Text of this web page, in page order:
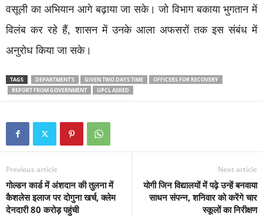
वसूली का अभियान आगे बढ़ाया जा सके। जो विभाग बकाया भुगतान में
विलंब कर रहे हैं, शासन में उनके आला अफसरों तक इस संबंध में
अनुरोध किया जा सके।
TAGS DEPARTMENT'S GIVEN TWO DAYS TIME
OFFICERS FOR RECOVERY
REPORT FROM GOVERNMENT
UPCL ASKED
Previous article
गोल्डन कार्ड में अंशदान की तुलना में
कैशलेस इलाज पर दोगुना खर्च, क्लेम
देनदारी 80 करोड़ पहुंची
Next article
योगी जिन विद्यालयों में पढ़े उन्हें बनवाया
साधन संपन्न, शनिवार को करेंगे चार
स्कूलों का निरीक्षण